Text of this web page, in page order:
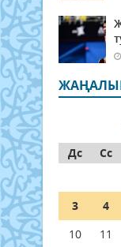
Дс
Сс
3
4
10
11